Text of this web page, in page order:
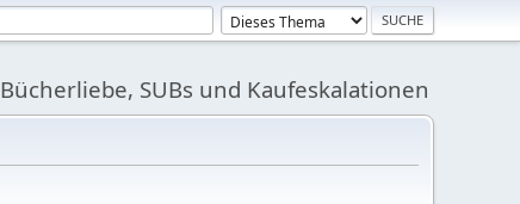
Bücherliebe, SUBs und Kaufeskalationen